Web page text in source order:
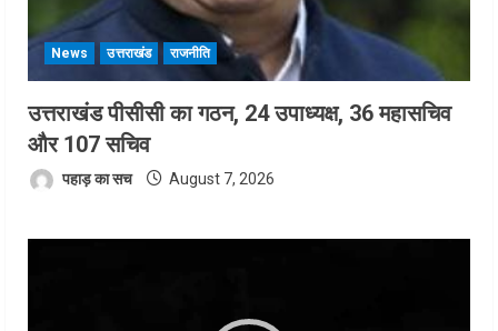
News उत्तराखंड राजनीति
उत्तराखंड पीसीसी का गठन, 24 उपाध्यक्ष, 36 महासचिव
और 107 सचिव
पहाड़ का सच August 7, 2026